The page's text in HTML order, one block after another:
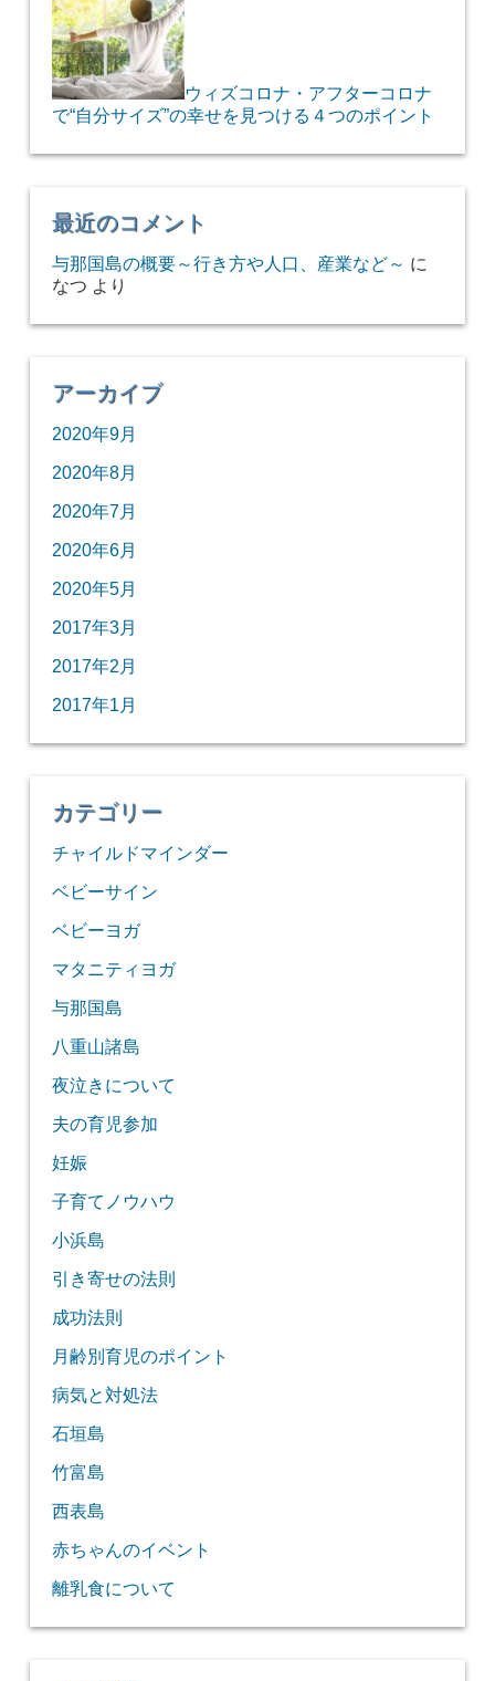
ウィズコロナ・アフターコロナ
で“自分サイズ”の幸せを見つける４つのポイント
最近のコメント
与那国島の概要～行き方や人口、産業など～ に
なつ より
アーカイブ
2020年9月
2020年8月
2020年7月
2020年6月
2020年5月
2017年3月
2017年2月
2017年1月
カテゴリー
チャイルドマインダー
ベビーサイン
ベビーヨガ
マタニティヨガ
与那国島
八重山諸島
夜泣きについて
夫の育児参加
妊娠
子育てノウハウ
小浜島
引き寄せの法則
成功法則
月齢別育児のポイント
病気と対処法
石垣島
竹富島
西表島
赤ちゃんのイベント
離乳食について